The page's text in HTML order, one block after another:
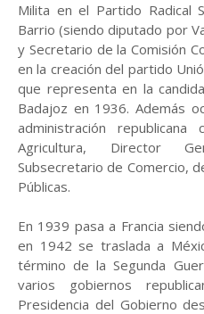
Milita en el Partido Radical
Barrio (siendo diputado por
y Secretario de la Comisión
en la creación del partido
que representa en la
Badajoz en 1936. Además
administración
Agricultura, Director
Subsecretario de Comercio,
Públicas.
En 1939 pasa a Francia
en 1942 se traslada a
término de la Segunda
varios gobiernos
Presidencia del Gobierno